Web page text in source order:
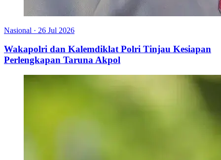
Nasional · 26 Jul 2026
Wakapolri dan Kalemdiklat Polri Tinjau Kesiapan
Perlengkapan Taruna Akpol